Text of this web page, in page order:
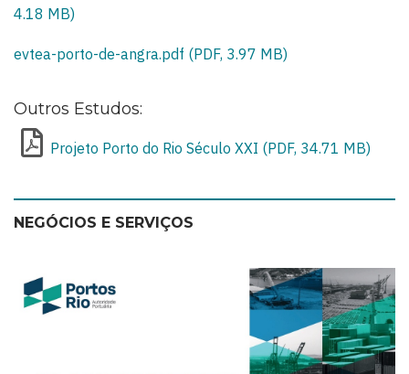
4.18 MB)
evtea-porto-de-angra.pdf (PDF, 3.97 MB)
Outros Estudos:
Projeto Porto do Rio Século XXI (PDF, 34.71 MB)
NEGÓCIOS E SERVIÇOS